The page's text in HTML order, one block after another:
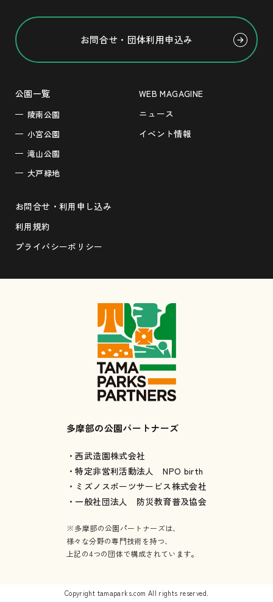
お問合せ・団体利用申込み
公園一覧
陵南公園
小宮公園
滝山公園
大戸緑地
WEB MAGAGINE
ニュース
イベント情報
お問合せ・利用申し込み
利用規約
プライバシーポリシー
多摩部の公園パートナーズ
・西武造園株式会社
・特定非営利活動法人 NPO birth
・ミズノスポーツサービス株式会社
・一般社団法人 防災教育普及協会
※多摩部の公園パートナーズは、
様々な分野の専門技術を持つ、
上記の4つの団体で構成されています。
Copyright tamaparks.com All rights reserved.